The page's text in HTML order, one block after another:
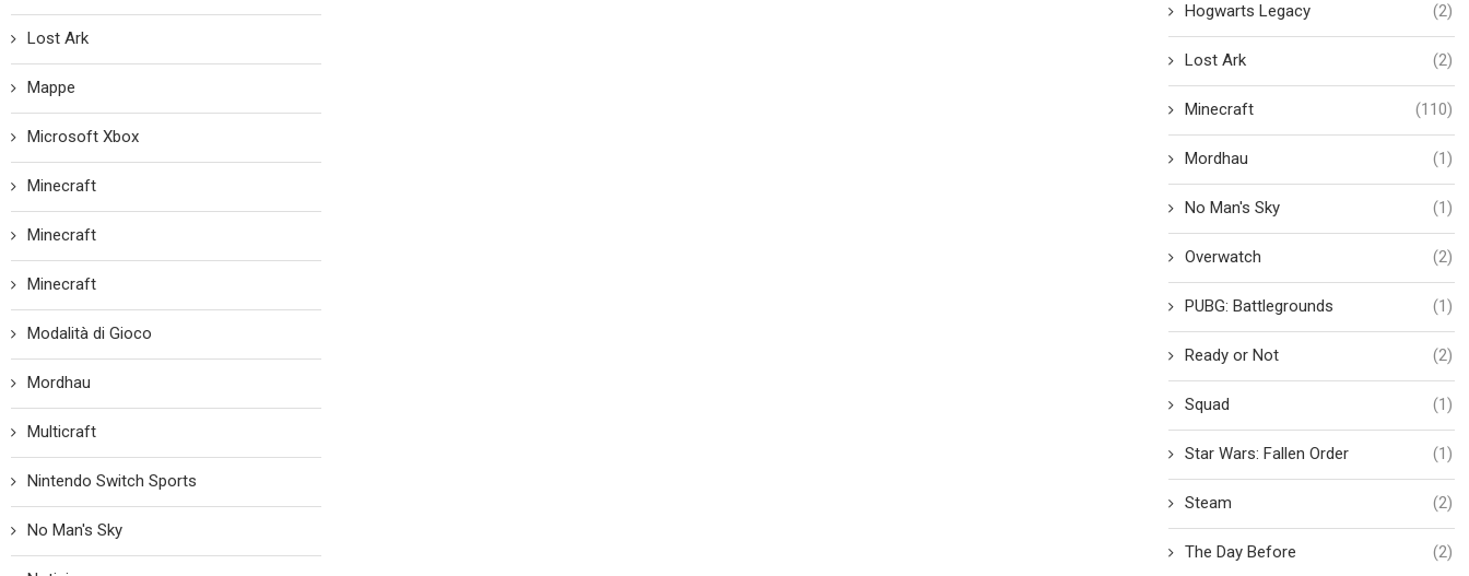
Hogwarts Legacy (2)
Lost Ark (2)
Minecraft (110)
Mordhau (1)
No Man's Sky (1)
Overwatch (2)
PUBG: Battlegrounds (1)
Ready or Not (2)
Squad (1)
Star Wars: Fallen Order (1)
Steam (2)
The Day Before (2)
Lost Ark
Mappe
Microsoft Xbox
Minecraft
Minecraft
Minecraft
Modalità di Gioco
Mordhau
Multicraft
Nintendo Switch Sports
No Man's Sky